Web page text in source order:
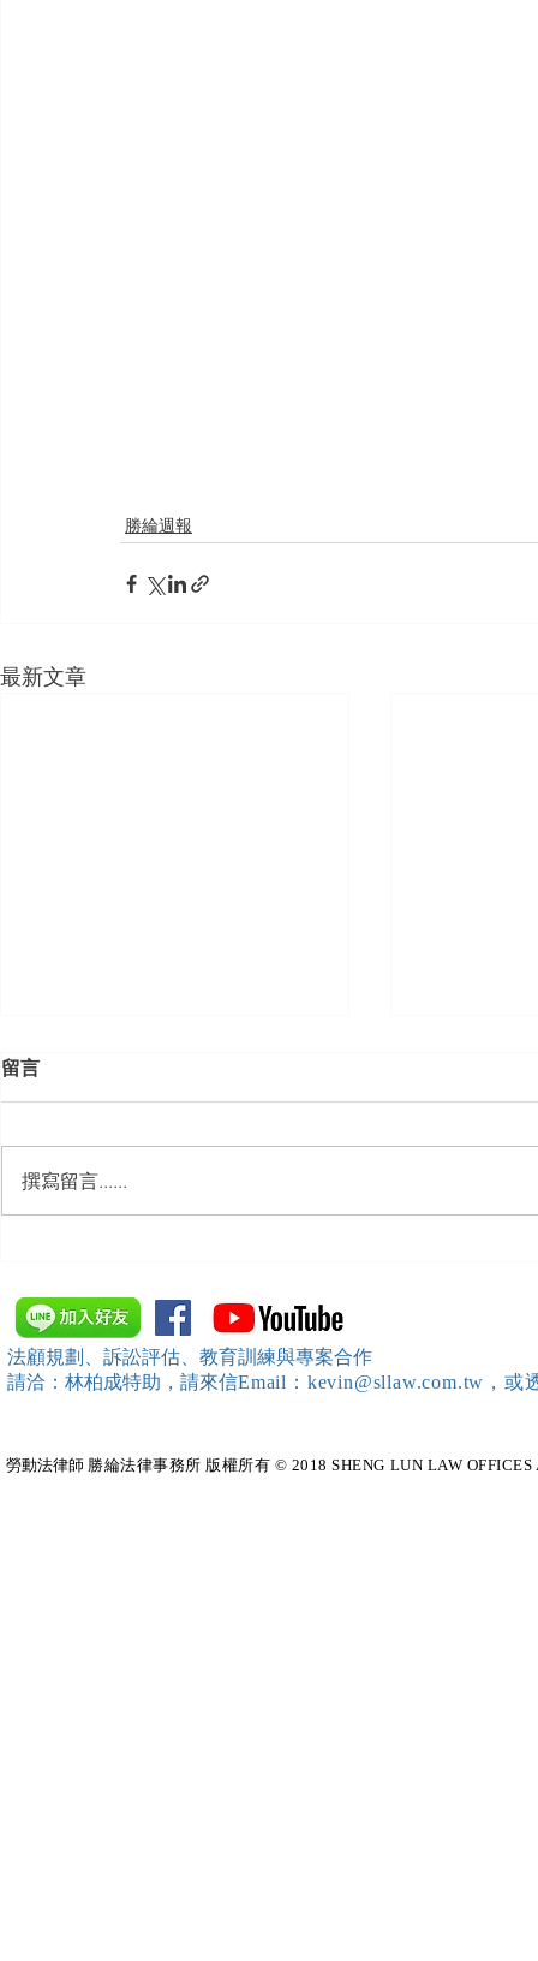
勝綸週報
最新文章
訓練）課程，邀請本所所長 邱
靖棠律師 擔任講師
留言
撰寫留言......
法顧規劃、訴訟評估、教育訓練與專案合作
請洽：林柏成特助 ，請來信Email：kevin@sllaw.com.tw，
勞動法律師​ 勝綸法律事務所 版權所有 © 2018 SHENG LUN LAW